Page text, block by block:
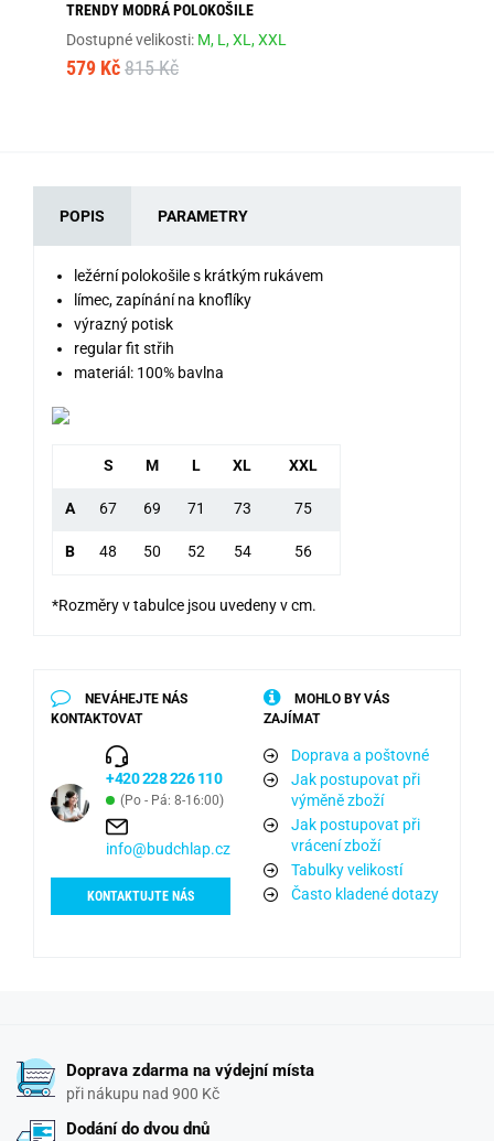
TRENDY MODRÁ POLOKOŠILE
Dostupné velikosti: M, L,XL,XXL
579 Kč 815 Kč
POPIS PARAMETRY
ležérní polokošile s krátkým rukávem
límec, zapínání na knoflíky
výrazný potisk
regular fit střih
materiál: 100% bavlna
S M L XL XXL
A 67 69 71 73 75
B 48 50 52 54 56
*Rozměry v tabulce jsou uvedeny v cm.
NEVÁHEJTE NÁS
KONTAKTOVAT
+420 228 226 110
(Po - Pá: 8-16:00)
info@budchlap.cz
KONTAKTUJTE NÁS
MOHLO BY VÁS
ZAJÍMAT
Doprava a poštovné
Jak postupovat při
výměně zboží
Jak postupovat při
vrácení zboží
Tabulky velikostí
Často kladené dotazy
Doprava zdarma na výdejní místa
při nákupu nad 900 Kč
Dodání do dvou dnů